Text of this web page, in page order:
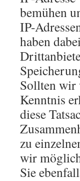
bemühen
IP-
haben
Sollten wir
Kenntnis
diese
zu
wir
Sie